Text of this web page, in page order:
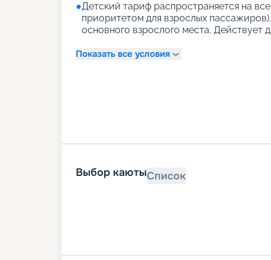
●Детский тариф распространяется на
приоритетом для взрослых
основного взрослого места. Действует
Показать все условия
Выбор каютыСписок